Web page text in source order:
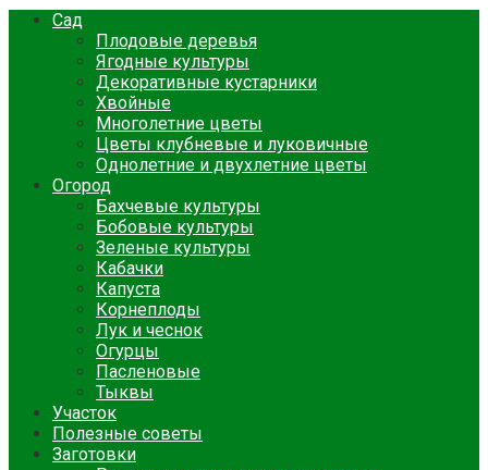
Сад
Плодовые деревья
Ягодные культуры
Декоративные кустарники
Хвойные
Многолетние цветы
Цветы клубневые и луковичные
Однолетние и двухлетние цветы
Огород
Бахчевые культуры
Бобовые культуры
Зеленые культуры
Кабачки
Капуста
Корнеплоды
Лук и чеснок
Огурцы
Пасленовые
Тыквы
Участок
Полезные советы
Заготовки